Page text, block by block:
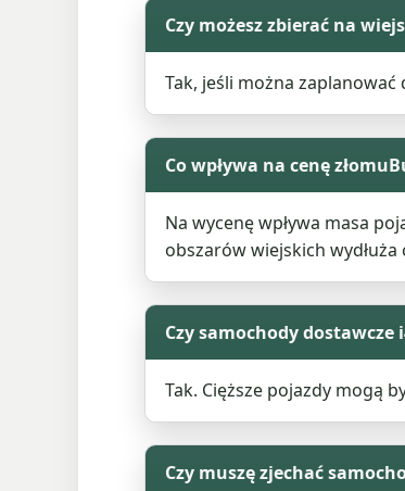
Czy możesz zbierać na
Tak, jeśli można
Co wpływa na cenę
Na wycenę wpływa masa
obszarów wiejskich wydłuża
Czy samochody dostawcze
Tak. Cięższe pojazdy mogą
Czy muszę zjechać